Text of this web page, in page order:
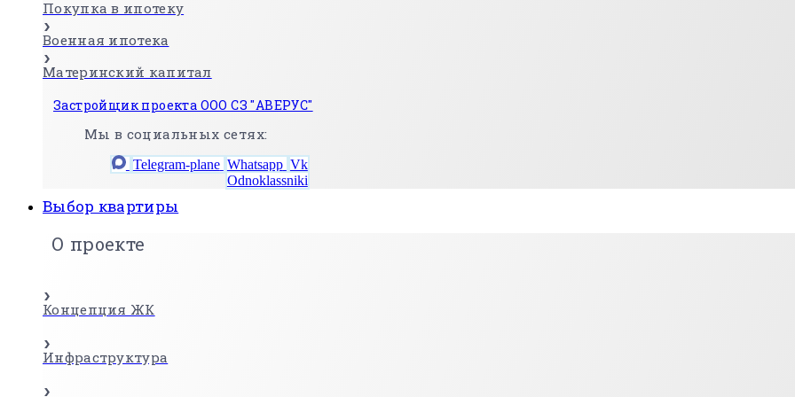
Покупка в ипотеку
Военная ипотека
Материнский капитал
Застройщик проекта ООО СЗ "АВЕРУС"
Мы в социальных сетях:
Telegram-plane Whatsapp Vk
Odnoklassniki
Выбор квартиры
О проекте
Концепция ЖК
Инфраструктура